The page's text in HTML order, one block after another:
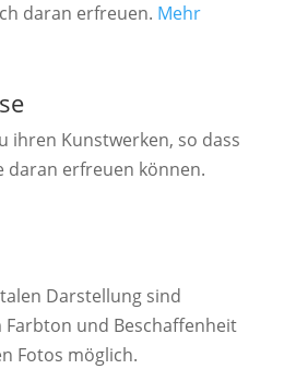
daran erfreuen. Mehr
ihren Kunstwerken, so dass
daran erfreuen können.
Darstellung sind
Farbton und Beschaffenheit
Fotos möglich.